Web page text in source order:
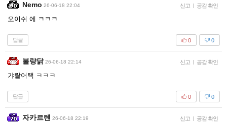
Nemo 26-06-18 22:04 신고 | 공감 확인
오이쉬 에 ㅋㅋㅋ
답글 0
0
불량닭 26-06-18 22:14 신고 | 공감 확인
갸랄어택 ㅋㅋㅋ
답글 0
0
자카르텐 26-06-18 22:19 신고 | 공감 확인